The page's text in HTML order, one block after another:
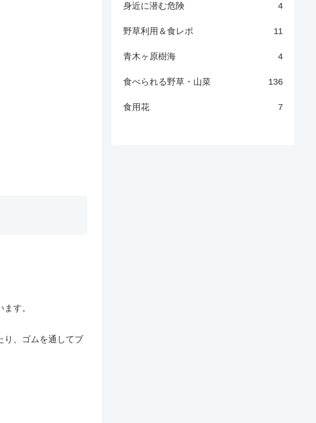
す。
り、ゴムを通してブ
身近に潜む危険 4
野草利用＆食レポ 11
青木ヶ原樹海 4
食べられる野草・山菜 136
食用花 7